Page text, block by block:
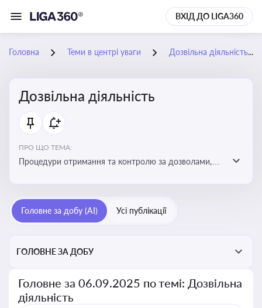
ВХІД ДО LIGA360
Головна Теми в центрі уваги Дозвільна діяльність
Дозвільна діяльність
ПРО ЩО ТЕМА:
Процедури отримання та контролю за дозволами,
законодавстві, щоб уникнути порушень та
забезпечити відповідність вимогам регуляторних
Головне за добу (AI) Усі публікації
ГОЛОВНЕ ЗА ДОБУ
Головне за 06.09.2025 по темі: Дозвільна
діяльність